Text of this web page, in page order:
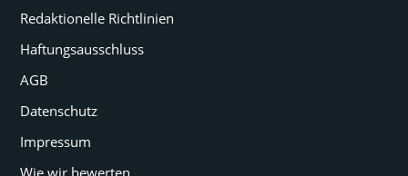
Redaktionelle Richtlinien
Haftungsausschluss
AGB
Datenschutz
Impressum